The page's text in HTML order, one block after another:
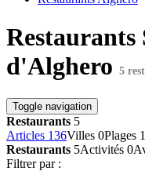
Restaurants
d'Alghero 5
Toggle navigation
Restaurants 5
Articles 136Villes 0Plages 1
Restaurants 5Activités 0
Filtrer par :